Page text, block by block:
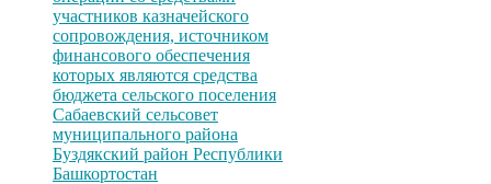
участников казначейского
сопровождения, источником
финансового обеспечения
которых являются средства
бюджета сельского поселения
Сабаевский сельсовет
муниципального района
Буздякский район Республики
Башкортостан